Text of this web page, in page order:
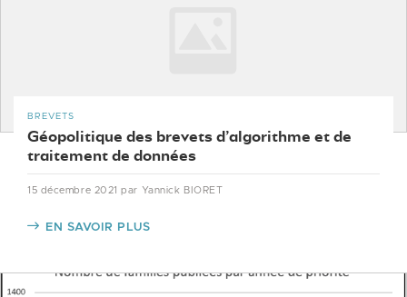
BREVETS
Géopolitique des brevets d’algorithme et de
traitement de données
15 décembre 2021 par Yannick BIORET
EN SAVOIR PLUS